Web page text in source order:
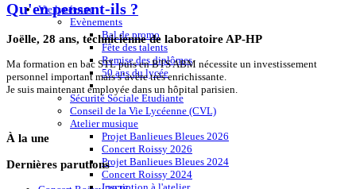
Vie lycéenne
Evènements
Bal de promo
Fête des talents
Remise des diplômes
50 ans du lycée
Sécurité Sociale Etudiante
Conseil de la Vie Lycéenne (CVL)
Atelier musique
Projet Banlieues Bleues 2026
Concert Roissy 2026
Projet Banlieues Bleues 2024
Concert Roissy 2024
Qu'en pensent-ils ?
Joëlle, 28 ans, technicienne de laboratoire AP-HP
Ma formation en bac STL puis en BTS ABM nécessite un investissement
personnel important mais s’avère très enrichissante.
Je suis maintenant employée dans un hôpital parisien.
À la une
Dernières parutions